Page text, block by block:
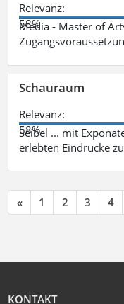
Relevanz:
58%
Media - Master of
Schauraum
Relevanz:
58%
Seibel ... mit
erlebten Eindrücke
« 1 2 3 4
KONTAKT